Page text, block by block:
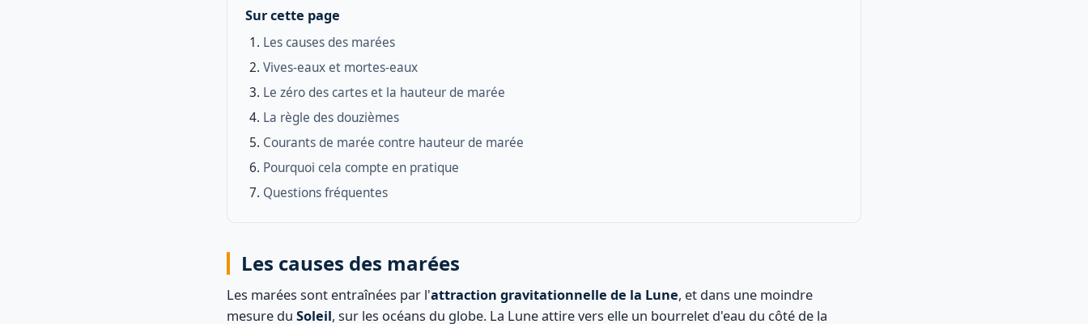
Sur cette page
Les causes des marées
Vives-eaux et mortes-eaux
Le zéro des cartes et la hauteur de marée
La règle des douzièmes
Courants de marée contre hauteur de marée
Pourquoi cela compte en pratique
Questions fréquentes
Les causes des marées
Les marées sont entraînées par l'attraction gravitationnelle de la Lune, et dans une moindre
mesure du Soleil, sur les océans du globe. La Lune attire vers elle un bourrelet d'eau du côté de la